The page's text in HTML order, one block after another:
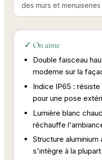
des murs et
✓ On aime
Double faisceau
moderne sur la
Indice IP65 :
pour une pose
Lumière blanc
réchauffe
Structure
s'intègre à la